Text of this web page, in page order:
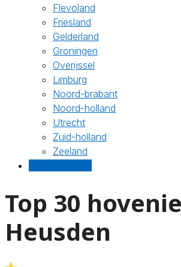
Flevoland
Friesland
Gelderland
Groningen
Overijssel
Limburg
Noord-brabant
Noord-holland
Utrecht
Zuid-holland
Zeeland
Top 30
Heusden